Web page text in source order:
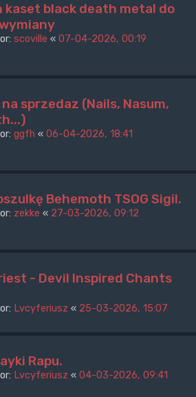
kaset black death metal do
scoville « 07-04-2026, 00:19
sprzedaz (Nails, Nasum,
ggfh « 06-04-2026, 18:41
Behemoth TSOG Sigil.
zekke « 27-03-2026, 09:12
- Devil Inspired Chants
Lvcyferiusz « 25-03-2026, 15:07
Rapu.
Lvcyferiusz « 04-03-2026, 09:41